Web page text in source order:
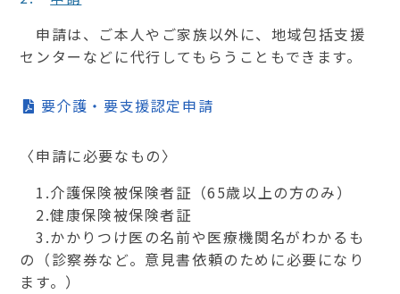
申請は、ご本人やご家族以外に、地域包括支援
センターなどに代行してもらうこともできます。
要介護・要支援認定申請
〈申請に必要なもの〉
1.介護保険被保険者証（65歳以上の方のみ）
2.健康保険被保険者証
3.かかりつけ医の名前や医療機関名がわかるも
の（診察券など。意見書依頼のために必要になり
ます。）